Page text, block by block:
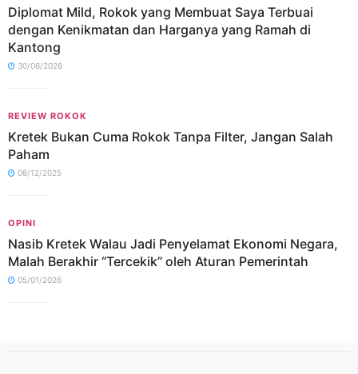
Diplomat Mild, Rokok yang Membuat Saya Terbuai
dengan Kenikmatan dan Harganya yang Ramah di
Kantong
30/06/2026
REVIEW ROKOK
Kretek Bukan Cuma Rokok Tanpa Filter, Jangan Salah
Paham
08/12/2025
OPINI
Nasib Kretek Walau Jadi Penyelamat Ekonomi Negara,
Malah Berakhir “Tercekik” oleh Aturan Pemerintah
05/01/2026